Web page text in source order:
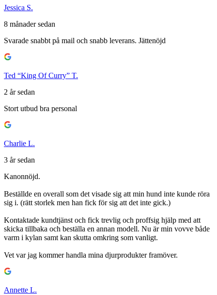
Jessica S.
8 månader sedan
Betyg
av
Svarade snabbt på mail och snabb leverans. Jättenöjd
Ted “King Of Curry” T.
2 år sedan
Betyg
av
Stort utbud bra personal
Charlie L.
3 år sedan
Betyg
av
5
Kanonnöjd.
Beställde en overall som det visade sig att min hund inte kunde röra
sig i. (rätt storlek men han fick för sig att det inte gick.)
Kontaktade kundtjänst och fick trevlig och proffsig hjälp med att
skicka tillbaka och beställa en annan modell. Nu är min vovve både
varm i kylan samt kan skutta omkring som vanligt.
Vet var jag kommer handla mina djurprodukter framöver.
Annette L.